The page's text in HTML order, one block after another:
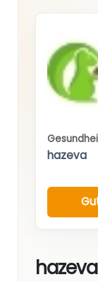
hazeva